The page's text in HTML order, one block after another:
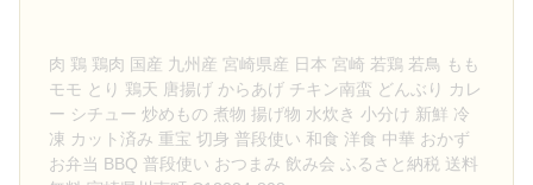
肉 鶏 鶏肉 国産 九州産 宮崎県産 日本 宮崎 若鶏 若鳥 もも
モモ とり 鶏天 唐揚げ からあげ チキン南蛮 どんぶり カレ
ー シチュー 炒めもの 煮物 揚げ物 水炊き 小分け 新鮮 冷
凍 カット済み 重宝 切身 普段使い 和食 洋食 中華 おかず
お弁当 BBQ 普段使い おつまみ 飲み会 ふるさと納税 送料